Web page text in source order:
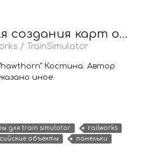
Пак объектов для создания карт от Hawthorn
/ TrainSimulator
Костина. Автор
иное.
для train simulator
railworks
объекты панельки